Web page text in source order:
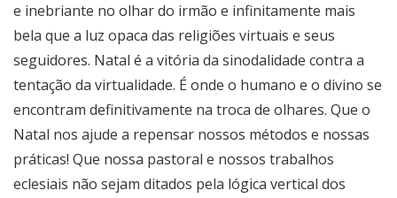
e inebriante no olhar do irmão e infinitamente mais
bela que a luz opaca das religiões virtuais e seus
seguidores. Natal é a vitória da sinodalidade contra a
tentação da virtualidade. É onde o humano e o divino se
encontram definitivamente na troca de olhares. Que o
Natal nos ajude a repensar nossos métodos e nossas
práticas! Que nossa pastoral e nossos trabalhos
eclesiais não sejam ditados pela lógica vertical dos